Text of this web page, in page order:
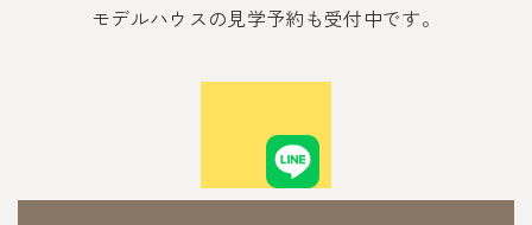
モデルハウスの見学予約も受付中です。